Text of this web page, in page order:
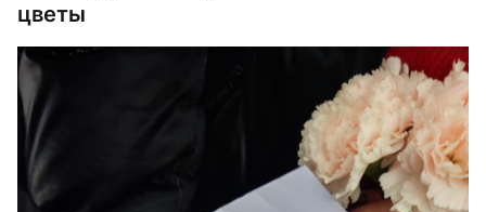
цветы